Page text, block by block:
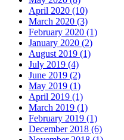
April 2020 (10)
March 2020 (3)
February 2020 (1)
January 2020 (2)
August 2019 (1)
July 2019 (4)
June 2019 (2)
May 2019 (1)
April 2019 (1)
March 2019 (1)
February 2019 (1)
December 2018 (6)